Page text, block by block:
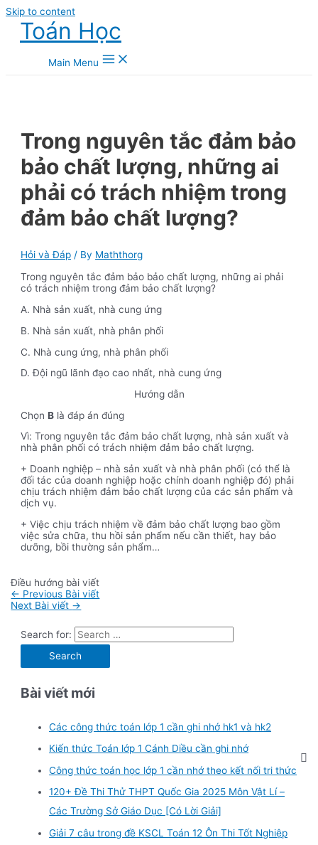
Skip to content
Toán Học
Main Menu
Trong nguyên tắc đảm bảo
bảo chất lượng, những ai
phải có trách nhiệm trong
đảm bảo chất lượng?
Hỏi và Đáp / By Maththorg
Trong nguyên tắc đảm bảo bảo chất lượng, những ai phải
có trách nhiệm trong đảm bảo chất lượng?
A. Nhà sản xuất, nhà cung ứng
B. Nhà sản xuất, nhà phân phối
C. Nhà cung ứng, nhà phân phối
D. Đội ngũ lãnh đạo cao nhất, nhà cung ứng
Hướng dẫn
ChọnB là đáp án đúng
Vì: Trong nguyên tắc đảm bảo chất lượng, nhà sản xuất và
nhà phân phối có trách nhiệm đảm bảo chất lượng.
+ Doanh nghiệp – nhà sản xuất và nhà phân phối (có thể là
đối tác của doanh nghiệp hoặc chính doanh nghiệp đó) phải
chịu trách nhiệm đảm bảo chất lượng của các sản phẩm và
dịch vụ.
+ Việc chịu trách nhiệm về đảm bảo chất lượng bao gồm
việc sửa chữa, thu hồi sản phẩm nếu cần thiết, hay bảo
dưỡng, bồi thường sản phẩm…
Điều hướng bài viết
← Previous Bài viết
Next Bài viết →
Search for:
Bài viết mới
Các công thức toán lớp 1 cần ghi nhớ hk1 và hk2
Kiến thức Toán lớp 1 Cánh Diều cần ghi nhớ
Công thức toán học lớp 1 cần nhớ theo kết nối tri thức
120+ Đề Thi Thử THPT Quốc Gia 2025 Môn Vật Lí –
Các Trường Sở Giáo Dục [Có Lời Giải]
Giải 7 câu trong đề KSCL Toán 12 Ôn Thi Tốt Nghiệp